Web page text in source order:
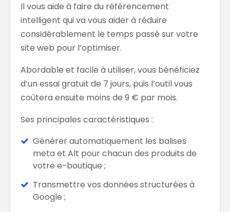
Il vous aide à faire du référencement
intelligent qui va vous aider à réduire
considérablement le temps passé sur votre
site web pour l’optimiser.
Abordable et facile à utiliser, vous bénéficiez
d’un essai gratuit de 7 jours, puis l’outil vous
coûtera ensuite moins de 9 € par mois.
Ses principales caractéristiques :
Générer automatiquement les balises
meta et Alt pour chacun des produits de
votre e-boutique ;
Transmettre vos données structurées à
Google ;